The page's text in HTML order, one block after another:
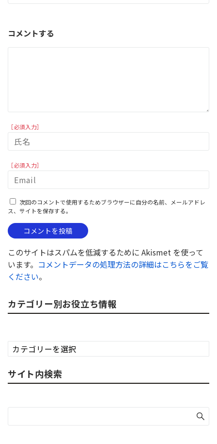
コメントする
［必須入力］
［必須入力］
次回のコメントで使用するためブラウザーに自分の名前、メールアドレ
ス、サイトを保存する。
このサイトはスパムを低減するために Akismet を使って
います。 コメントデータの処理方法の詳細はこちらをご覧
ください。
カテゴリー別お役立ち情報
カ
テ
リ
ー
お
立
サイト内検索